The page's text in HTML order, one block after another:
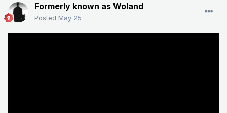
Formerly known as Woland
Posted May 25